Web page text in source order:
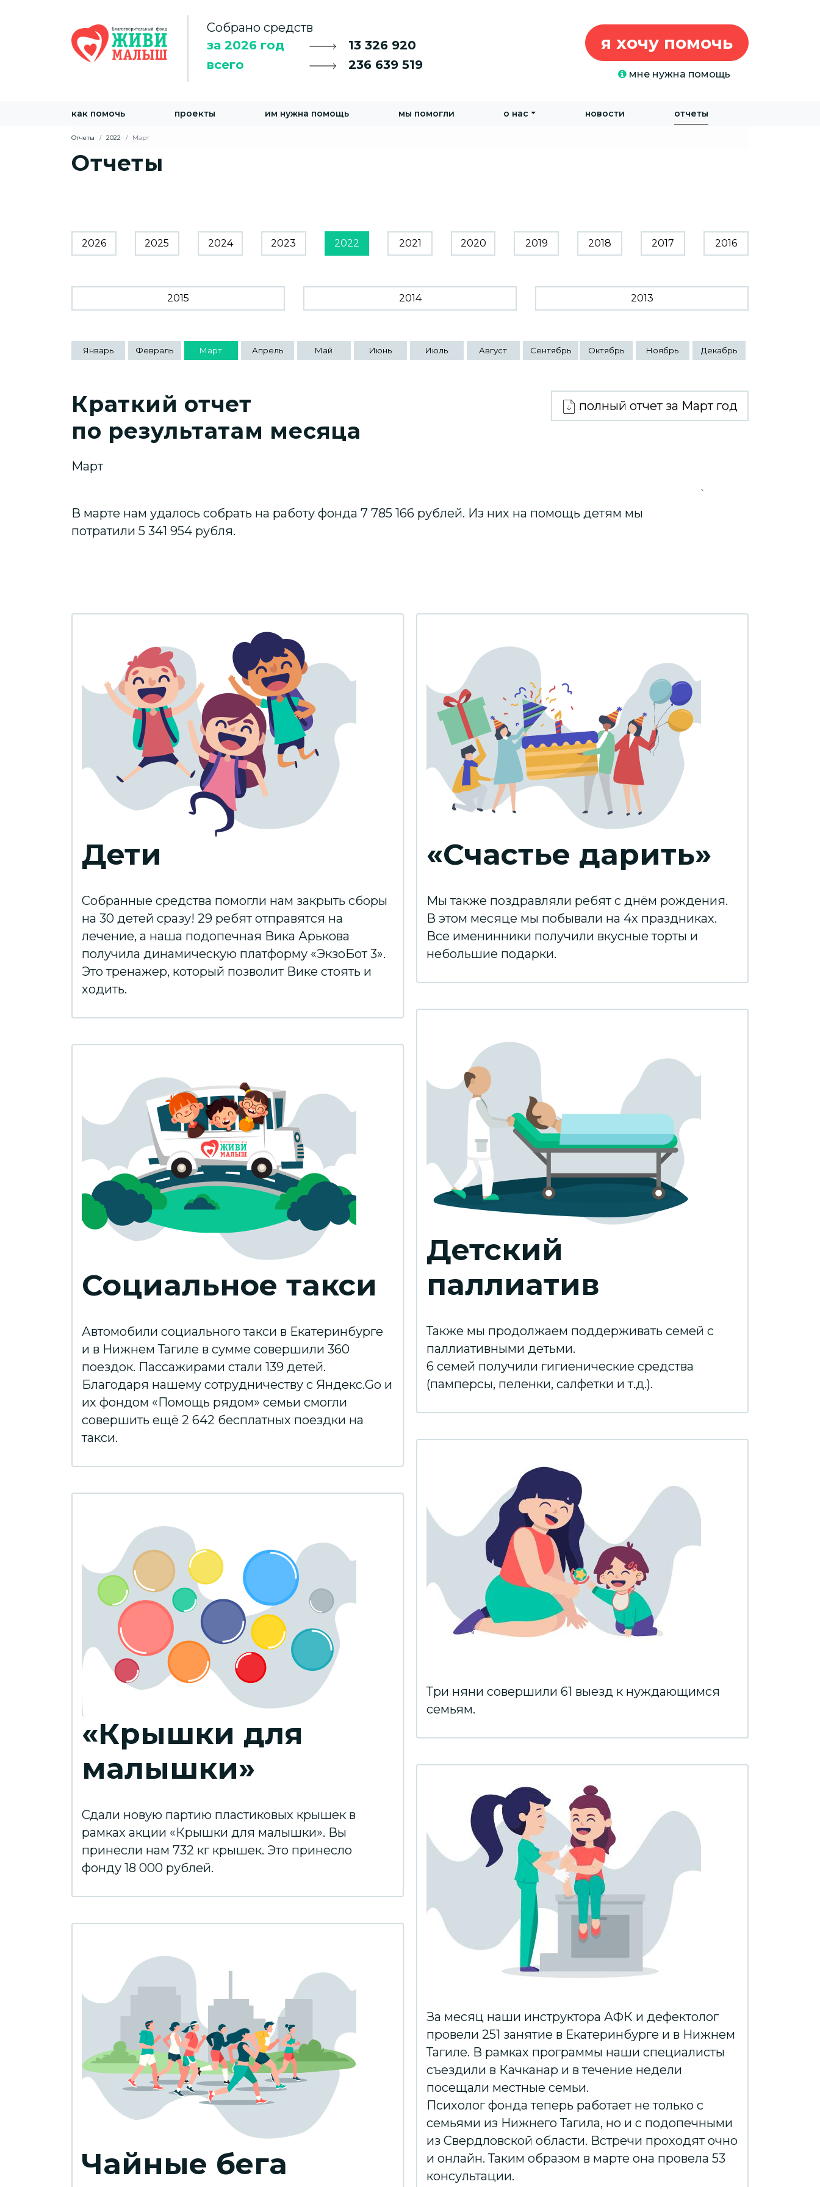
Собрано средств
за 2026 год
13 326 920
всего
236 639 519
я хочу помочь
мне нужна помощь
как помочь проекты им нужна помощь мы помогли о нас новости отчеты
Отчеты 2022 Март
Отчеты
2026 2025 2024 2023 2022 2021 2020 2019 2018 2017 2016
2015 2014 2013
Январь Февраль Март Апрель Май Июнь Июль Август Сентябрь Октябрь Ноябрь Декабрь
Краткий отчет
по результатам месяца
Март
полный отчет за Март год
В марте нам удалось собрать на работу фонда 7 785 166 рублей. Из них на помощь детям мы
потратили 5 341 954 рубля.
`
Дети
Собранные средства помогли нам закрыть сборы
на 30 детей сразу! 29 ребят отправятся на
лечение, а наша подопечная Вика Арькова
получила динамическую платформу «ЭкзоБот 3».
Это тренажер, который позволит Вике стоять и
ходить.
Социальное такси
Автомобили социального такси в Екатеринбурге
и в Нижнем Тагиле в сумме совершили 360
поездок. Пассажирами стали 139 детей.
Благодаря нашему сотрудничеству с Яндекс.Go и
их фондом «Помощь рядом» семьи смогли
совершить ещё 2 642 бесплатных поездки на
такси.
«Крышки для
малышки»
Сдали новую партию пластиковых крышек в
рамках акции «Крышки для малышки». Вы
принесли нам 732 кг крышек. Это принесло
фонду 18 000 рублей.
Чайные бега
«Счастье дарить»
Мы также поздравляли ребят с днём рождения.
В этом месяце мы побывали на 4х праздниках.
Все именинники получили вкусные торты и
небольшие подарки.
Детский
паллиатив
Также мы продолжаем поддерживать семей с
паллиативными детьми.
6 семей получили гигиенические средства
(памперсы, пеленки, салфетки и т.д.).
Три няни совершили 61 выезд к нуждающимся
семьям.
За месяц наши инструктора АФК и дефектолог
провели 251 занятие в Екатеринбурге и в Нижнем
Тагиле. В рамках программы наши специалисты
съездили в Качканар и в течение недели
посещали местные семьи.
Психолог фонда теперь работает не только с
семьями из Нижнего Тагила, но и с подопечными
из Свердловской области. Встречи проходят очно
и онлайн. Таким образом в марте она провела 53
консультации.